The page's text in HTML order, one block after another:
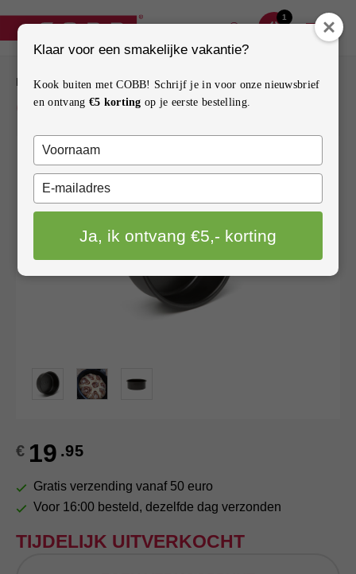
ONDERDELEN
INSPIRATIE
HOW TO
CONTACT
INLOGGEN
1
BARBECUES
COBB BAKVORM
€ 19 .95
Gratis verzending vanaf 50 euro
Voor 16:00 besteld, dezelfde dag verzonden
TIJDELIJK UITVERKOCHT
Klaar voor een smakelijke vakantie?
Kook buiten met COBB! Schrijf je in voor onze nieuwsbrief
en ontvang €5 korting op je eerste bestelling.
Typ
je
naam
Typ
je
e-
Ja, ik ontvang €5,- korting